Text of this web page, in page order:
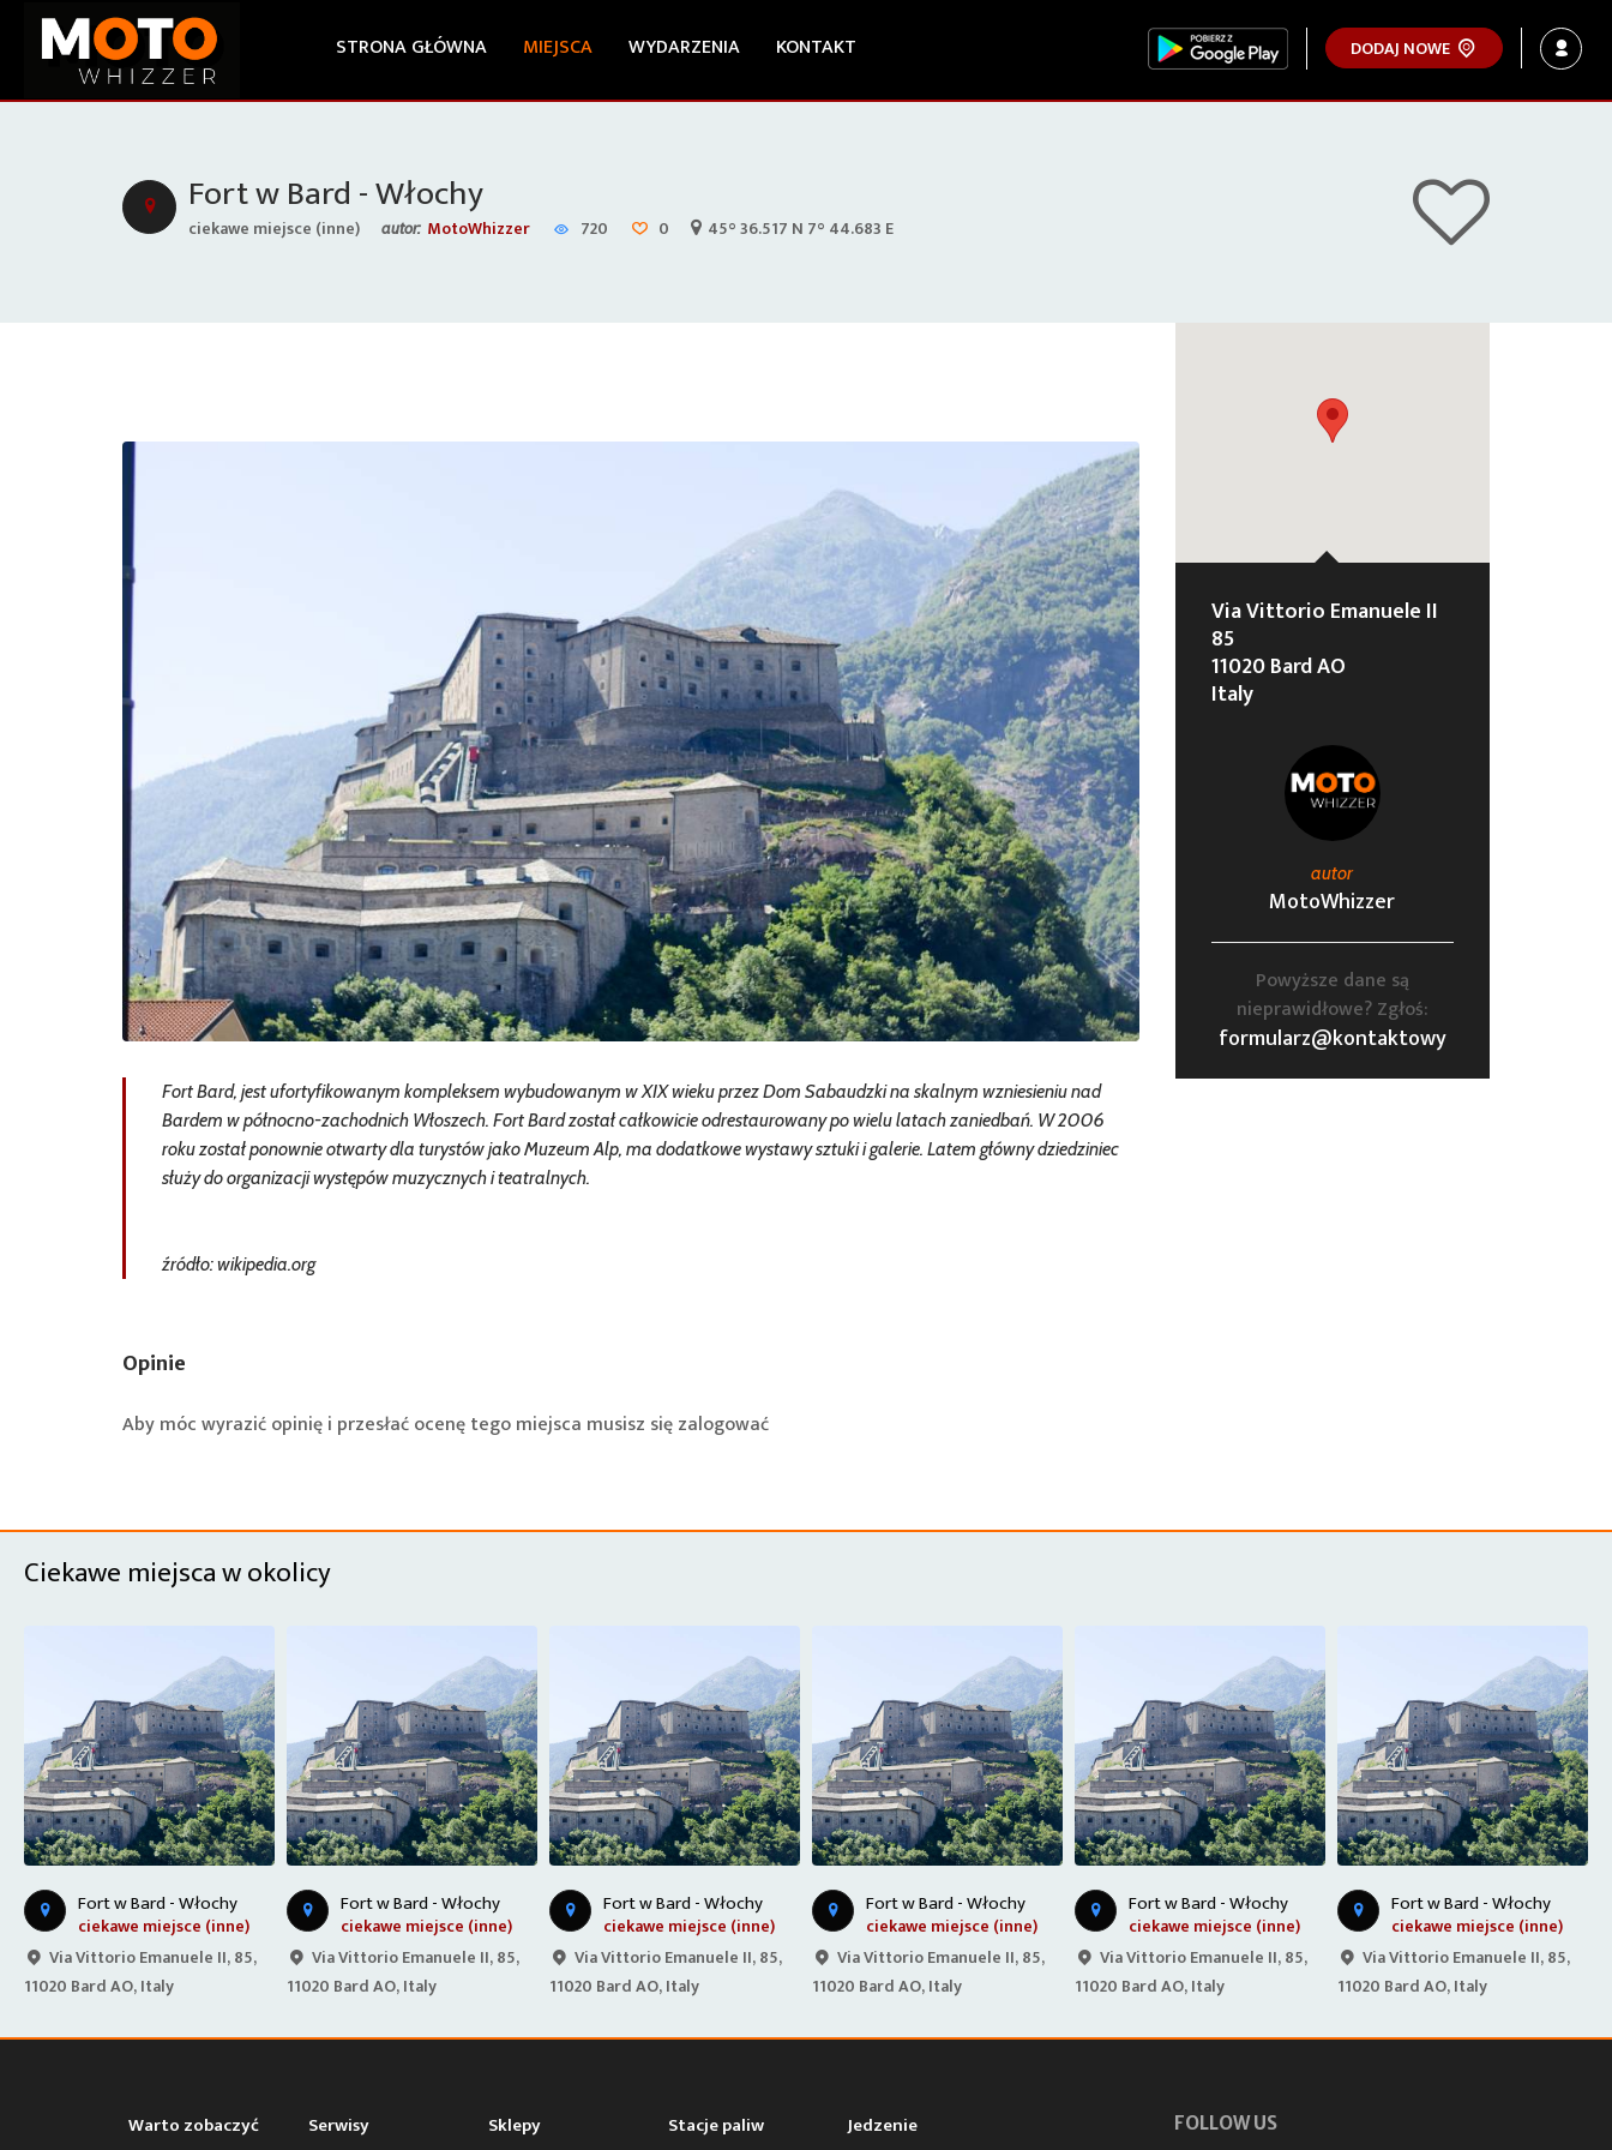
STRONA GŁÓWNA MIEJSCA WYDARZENIA KONTAKT DODAJ NOWE
Fort w Bard - Włochy
ciekawe miejsce (inne) autor: MotoWhizzer 720 0 45° 36.517 N 7° 44.683 E
Fort Bard, jest ufortyfikowanym kompleksem wybudowanym w XIX wieku przez Dom Sabaudzki na skalnym wzniesieniu nad
Bardem w północno-zachodnich Włoszech. Fort Bard został całkowicie odrestaurowany po wielu latach zaniedbań. W 2006
roku został ponownie otwarty dla turystów jako Muzeum Alp, ma dodatkowe wystawy sztuki i galerie. Latem główny dziedziniec
służy do organizacji występów muzycznych i teatralnych.
źródło: wikipedia.org
Opinie
Aby móc wyrazić opinię i przesłać ocenę tego miejsca musisz sięzalogować
Via Vittorio Emanuele II
85
11020 Bard AO
Italy
autor
MotoWhizzer
Powyższe dane są
nieprawidłowe? Zgłoś:
formularz@kontaktowy
Ciekawe miejsca w okolicy
Fort w Bard - Włochy
ciekawe miejsce (inne)
Via Vittorio Emanuele II, 85,
11020 Bard AO, Italy
Fort w Bard - Włochy
ciekawe miejsce (inne)
Via Vittorio Emanuele II, 85,
11020 Bard AO, Italy
Fort w Bard - Włochy
ciekawe miejsce (inne)
Via Vittorio Emanuele II, 85,
11020 Bard AO, Italy
Fort w Bard - Włochy
ciekawe miejsce (inne)
Via Vittorio Emanuele II, 85,
11020 Bard AO, Italy
Fort w Bard - Włochy
ciekawe miejsce (inne)
Via Vittorio Emanuele II, 85,
11020 Bard AO, Italy
Fort w Bard - Włochy
ciekawe miejsce (inne)
Via Vittorio Emanuele II, 85,
11020 Bard AO, Italy
Warto zobaczyć Serwisy Sklepy Stacje paliw
Jedzenie
FOLLOW US